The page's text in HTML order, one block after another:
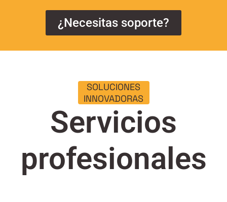
¿Necesitas soporte?
SOLUCIONES
INNOVADORAS
Servicios
profesionales